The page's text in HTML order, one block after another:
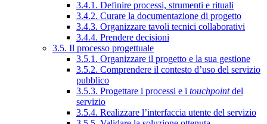
3.4.1. Definire processi, strumenti e rituali
3.4.2. Curare la documentazione di progetto
3.4.3. Organizzare tavoli tecnici collaborativi
3.4.4. Prendere decisioni
3.5. Il processo progettuale
3.5.1. Organizzare il progetto e la sua gestione
3.5.2. Comprendere il contesto d’uso del servizio
pubblico
3.5.3. Progettare i processi e i touchpointdel
servizio
3.5.4. Realizzare l’interfaccia utente del servizio